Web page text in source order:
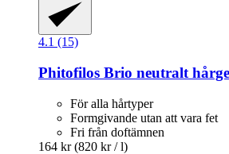
4.1 (15)
Phitofilos Brio neutralt
För alla hårtyper
Formgivande utan att vara fet
Fri från doftämnen
164 kr (820 kr / l)